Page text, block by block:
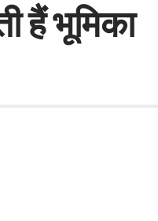
हैं भूमिका